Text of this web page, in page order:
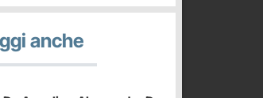
anche